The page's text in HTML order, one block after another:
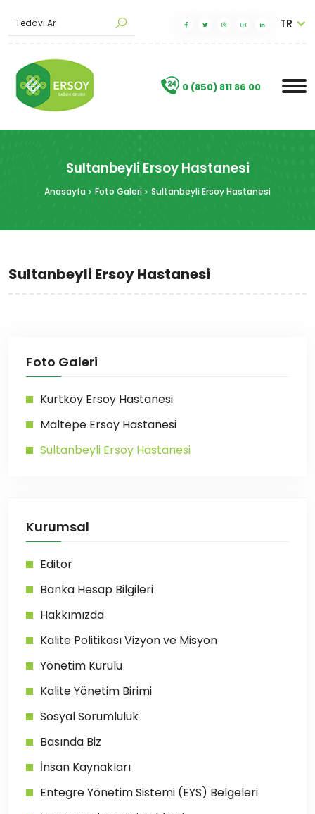
0 (850) 811 86 00
.
Tedavi Ar TR
Sultanbeyli Ersoy Hastanesi
Anasayfa Foto Galeri Sultanbeyli Ersoy Hastanesi
Sultanbeyli Ersoy Hastanesi
Foto Galeri
Kurtköy Ersoy Hastanesi
Maltepe Ersoy Hastanesi
Sultanbeyli Ersoy Hastanesi
Kurumsal
Editör
Banka Hesap Bilgileri
Hakkımızda
Kalite Politikası Vizyon ve Misyon
Yönetim Kurulu
Kalite Yönetim Birimi
Sosyal Sorumluluk
Basında Biz
İnsan Kaynakları
Entegre Yönetim Sistemi (EYS) Belgeleri